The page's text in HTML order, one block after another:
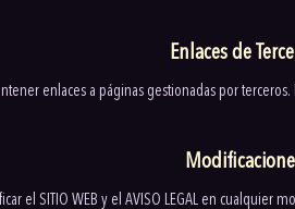
Enlaces de
enlaces a páginas gestionadas por
el SITIO WEB y el AVISO LEGAL en